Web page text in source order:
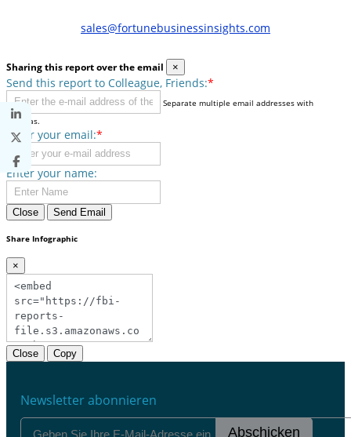
sales@fortunebusinessinsights.com
Sharing this report over the email ×
Send this report to Colleague, Friends:*
Separate multiple email addresses with
commas.
Enter your email:*
Enter your name:
Close Send Email
Share Infographic
×
Close Copy
Newsletter abonnieren
Abschicken